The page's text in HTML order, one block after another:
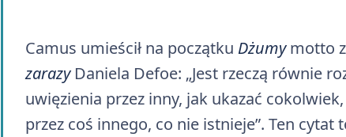
Camus umieścił na początku Dżumymotto
zarazyDaniela Defoe: „Jest rzeczą równie
uwięzienia przez inny, jak ukazać
przez coś innego, co nie istnieje”. Ten cytat